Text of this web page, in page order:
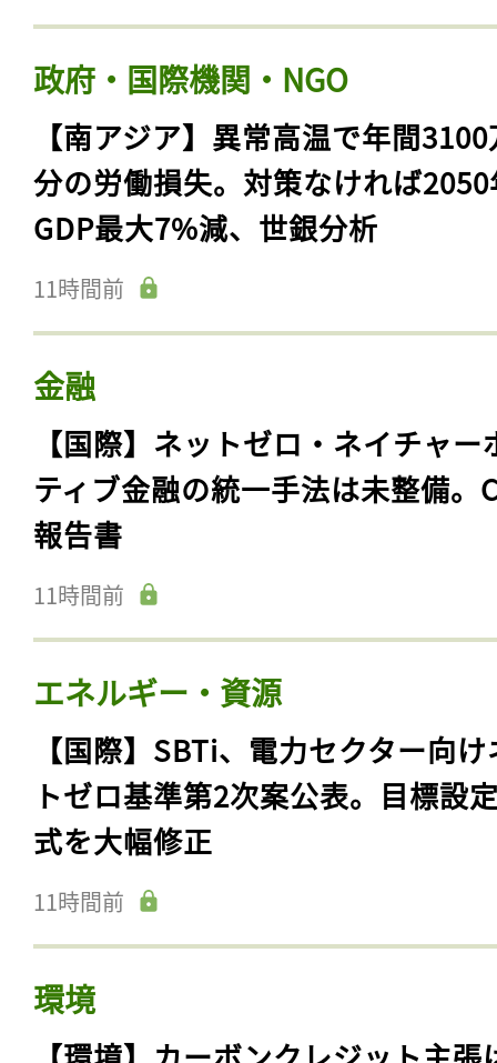
政府・国際機関・NGO
【南アジア】異常高温で年間
分の労働損失。対策なければ
GDP最大7%減、世銀分析
11時間前
金融
【国際】ネットゼロ・ネイチャー
ティブ金融の統一手法は未整備。
報告書
11時間前
エネルギー・資源
【国際】SBTi、電力セクター向
トゼロ基準第2次案公表。目標設
式を大幅修正
11時間前
環境